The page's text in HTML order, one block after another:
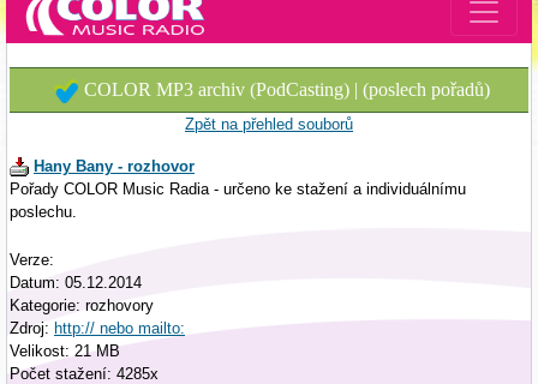
COLOR MP3 archiv (PodCasting) | (poslech pořadů)
Zpět na přehled souborů
Hany Bany - rozhovor
Pořady COLOR Music Radia - určeno ke stažení a individuálnímu
poslechu.
Verze:
Datum: 05.12.2014
Kategorie: rozhovory
Zdroj: http:// nebo mailto:
Velikost: 21 MB
Počet stažení: 4285x